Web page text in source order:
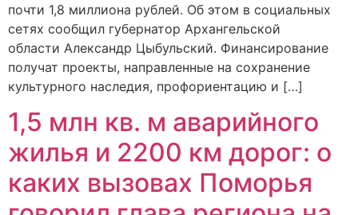
почти 1,8 миллиона рублей. Об этом в социальных
сетях сообщил губернатор Архангельской
области Александр Цыбульский. Финансирование
получат проекты, направленные на сохранение
культурного наследия, профориентацию и […]
1,5 млн кв. м аварийного
жилья и 2200 км дорог: о
каких вызовах Поморья